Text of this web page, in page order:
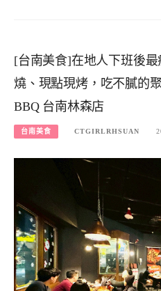
[台南美食]在地人下班後
燒、現點現烤，吃不膩的
BBQ 台南林森店
台南美食 CTGIRLRHSUAN